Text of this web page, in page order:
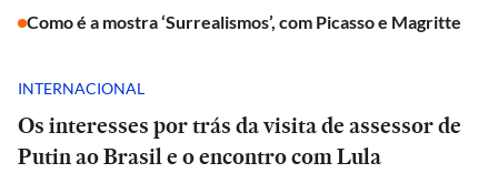
Como é a mostra ‘Surrealismos’, com Picasso e Magritte
INTERNACIONAL
Os interesses por trás da visita de assessor de
Putin ao Brasil e o encontro com Lula